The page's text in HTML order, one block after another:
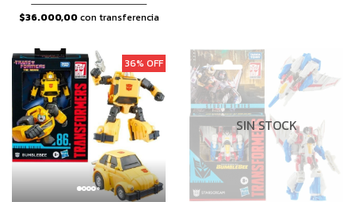
$36.000,00con transferencia
36% OFF
SIN STOCK